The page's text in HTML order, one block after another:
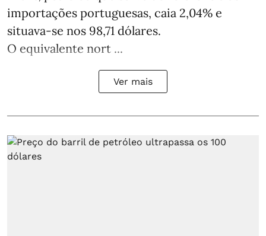
importações portuguesas, caia 2,04% e
situava-se nos 98,71 dólares.
O equivalente nort ...
Ver mais